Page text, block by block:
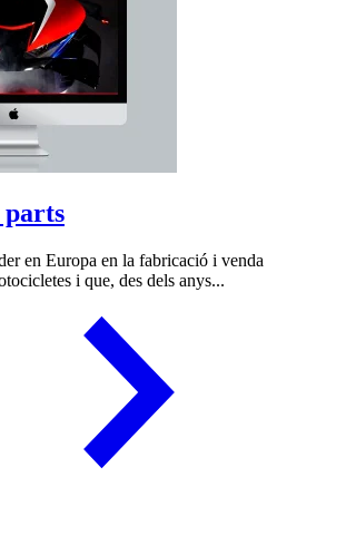
parts
en Europa en la fabricació i venda
i que, des dels anys...